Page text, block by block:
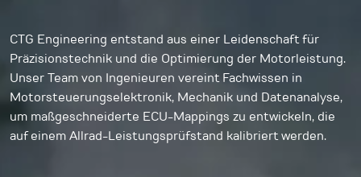
CTG Engineering entstand aus einer Leidenschaft für
Präzisionstechnik und die Optimierung der Motorleistung.
Unser Team von Ingenieuren vereint Fachwissen in
Motorsteuerungselektronik, Mechanik und Datenanalyse,
um maßgeschneiderte ECU-Mappings zu entwickeln, die
auf einem Allrad-Leistungsprüfstand kalibriert werden.